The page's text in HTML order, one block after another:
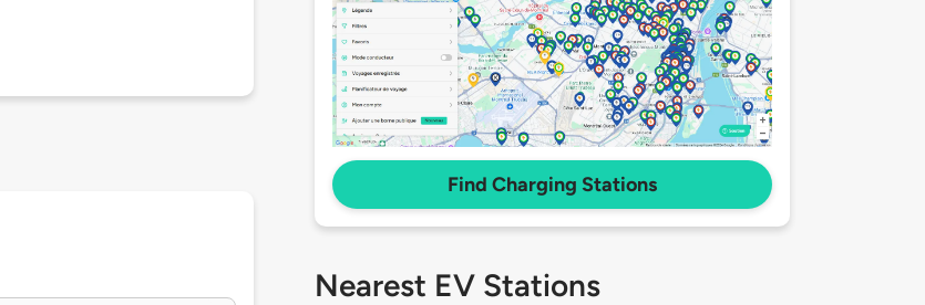
Find Charging Stations
Nearest EV Stations